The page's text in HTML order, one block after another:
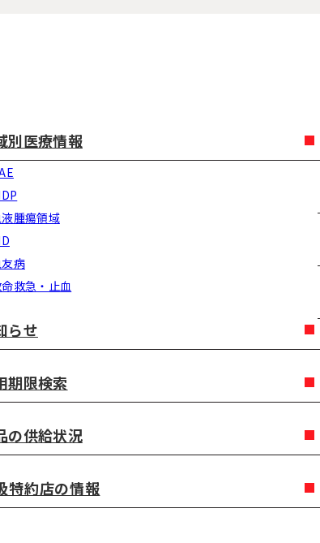
別医療情報
腫瘍領域
病
救急・止血
らせ
期限検索
の供給状況
特約店の情報